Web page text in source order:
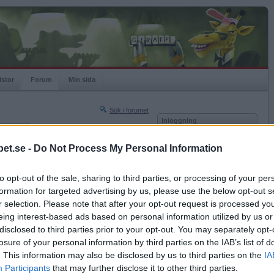
- Do Not Process My Personal Information
opt-out of the sale, sharing to third parties, or processing of your
for targeted advertising by us, please use the below opt-out
selection. Please note that after your opt-out request is processed
interest-based ads based on personal information utilized by us
to third parties prior to your opt-out. You may separately
of your personal information by third parties on the IAB’s list of
This information may also be disclosed by us to third parties on the
Participants that may further disclose it to other third parties.
Forum Min sida
Sök i forumet
Nästa sida »
2015-04-19 10:35
att öka uthållighet och styrka?
Inloggning
Kom ihåg mig
Glömt ditt lösenord?
Få ny aktiveringslänk
Betapet är gratis!